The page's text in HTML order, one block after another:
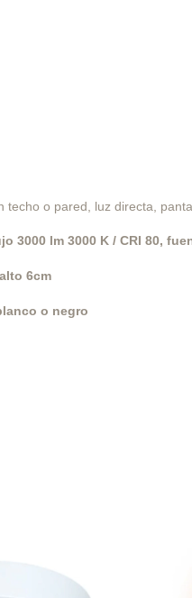
techo o pared, luz directa,
3000 lm 3000 K / CRI 80,
6cm
o negro